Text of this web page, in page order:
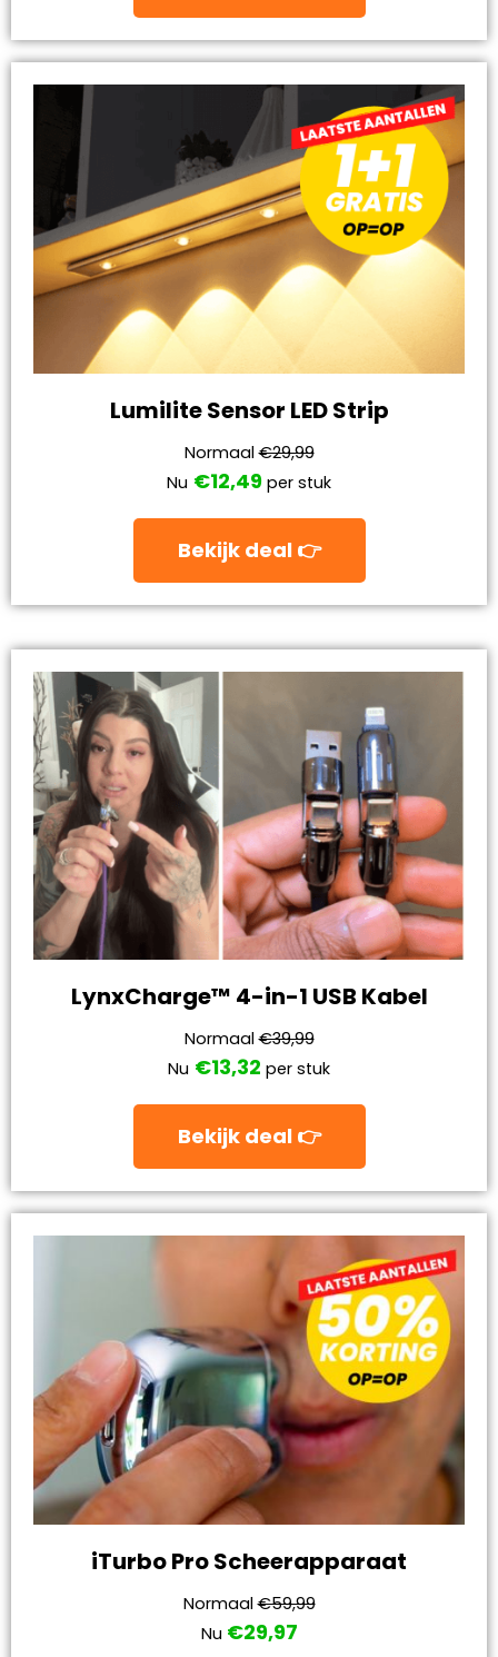
Lumilite Sensor LED Strip
Normaal€29,99
Nu €12,49 per stuk
Bekijk deal 👉
LynxCharge™ 4-in-1 USB Kabel
Normaal€39,99
Nu €13,32 per stuk
Bekijk deal 👉
iTurbo Pro Scheerapparaat
Normaal€59,99
Nu €29,97